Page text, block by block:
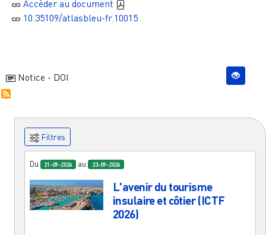
Accèder au document
10.35109/atlasbleu-fr.10015
Notice - DOI
Filtres
Du 21-09-2026 au 23-09-2026
L'avenir du tourisme
insulaire et côtier (ICTF
2026)